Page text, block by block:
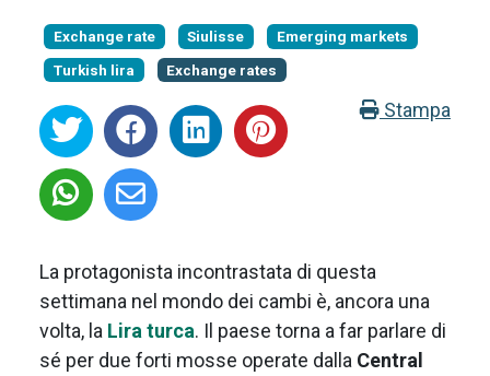
Exchange rate Siulisse
Emerging markets
Turkish lira
Exchange rates
Stampa
La protagonista incontrastata di questa
settimana nel mondo dei cambi è, ancora una
volta, la Lira turca. Il paese torna a far parlare di
sé per due forti mosse operate dalla Central